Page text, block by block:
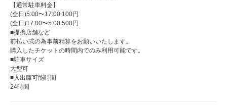
【通常駐車料金】
(全日)5:00〜17:00 100円
(全日)17:00〜5:00 500円
■提携店舗など
前払い式の為事前精算をお願いいたします。
購入したチケットの時間内でのみ利用可能です。
■駐車サイズ
大型可
■入出庫可能時間
24時間